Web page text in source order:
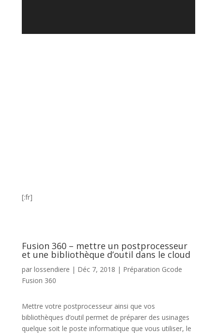
[:fr]
Fusion 360 – mettre un postprocesseur
et une bibliothèque d’outil dans le cloud
par lossendiere | Déc 7, 2018 | Préparation Gcode
Fusion 360
Mettre votre postprocesseur ainsi que vos
bibliothèques d’outil permet de préparer des usinages
quelque soit le poste informatique que vous utiliser, le